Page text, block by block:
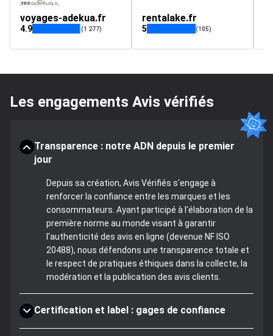
voyages-adekua.fr
4.9 (1 277)
rentalake.fr
5 (105)
Les engagements Avis vérifiés
Transparence : notre ADN depuis le premier
jour
Depuis sa création, Avis Vérifiés s'engage à
renforcer la confiance entre les marques et les
consommateurs. Ayant participé à l'élaboration de la
première norme au monde visant à garantir
l'authenticité des avis en ligne (devenue NF ISO
20488), nous défendons une transparence totale et
le respect de pratiques éthiques dans la collecte, la
modération et la publication des avis clients.
Certification et label : gages de confiance